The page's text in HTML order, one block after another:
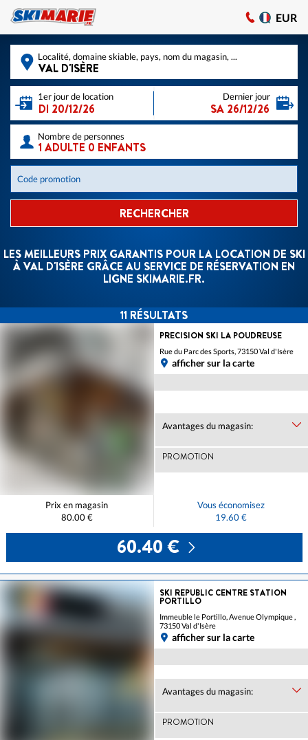
EUR
Localité, domaine skiable, pays, nom du magasin, ...
1er jour de location Dernier jour
Nombre de personnes
Code promotion
RECHERCHER
LES MEILLEURS PRIX GARANTIS POUR LA LOCATION DE SKI
À VAL D'ISÈRE GRÂCE AU SERVICE DE RÉSERVATION EN
LIGNE SKIMARIE.FR.
11 RÉSULTATS
PRECISION SKI LA POUDREUSE
Rue du Parc des Sports, 73150 Val d'Isère
afficher sur la carte
Avantages du magasin:
PROMOTION
Prix en magasin
80.00 €
Vous économisez
19.60 €
60.40 €
SKI REPUBLIC CENTRE STATION
PORTILLO
Immeuble le Portillo, Avenue Olympique ,
73150 Val d'Isère
afficher sur la carte
Avantages du magasin:
PROMOTION